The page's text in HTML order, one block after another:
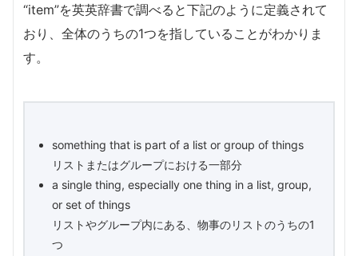
“item”を英英辞書で調べると下記のように定義されて
おり、全体のうちの1つを指していることがわかりま
す。
something that is part of a list or group of things
リストまたはグループにおける一部分
a single thing, especially one thing in a list, group,
or set of things
リストやグループ内にある、物事のリストのうちの1
つ